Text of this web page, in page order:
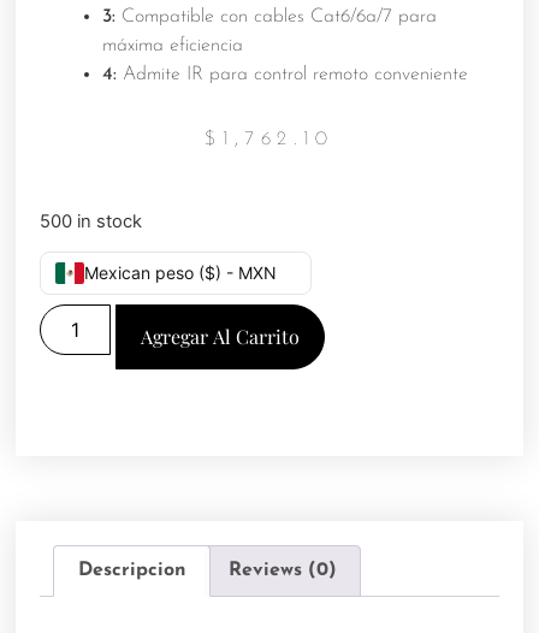
3: Compatible con cables Cat6/6a/7 para
máxima eficiencia
4: Admite IR para control remoto conveniente
$ 1,762.10
500 in stock
Mexican peso ($) - MXN
Agregar Al Carrito
Descripcion Reviews (0)